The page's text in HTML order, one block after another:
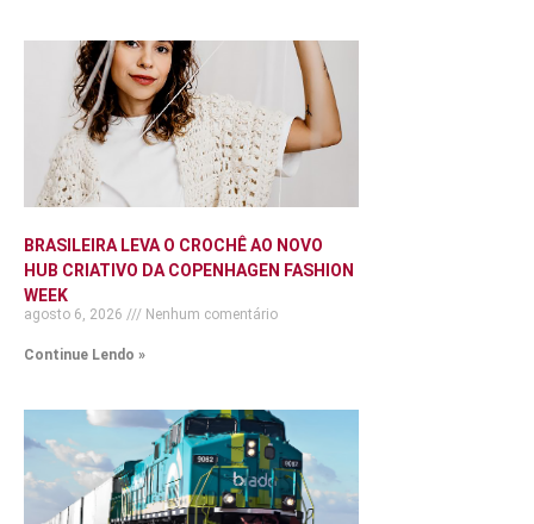
BRASILEIRA LEVA O CROCHÊ AO NOVO
HUB CRIATIVO DA COPENHAGEN FASHION
WEEK
agosto 6, 2026 Nenhum comentário
Continue Lendo »